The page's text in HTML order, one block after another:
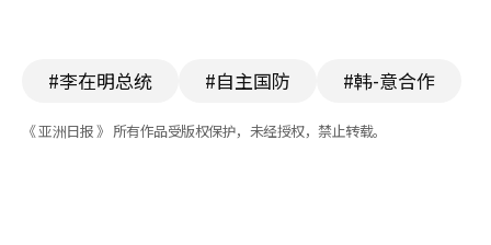
#李在明总统 #自主国防 #韩-意合作
《 亚洲日报 》 所有作品受版权保护，未经授权，禁止转载。